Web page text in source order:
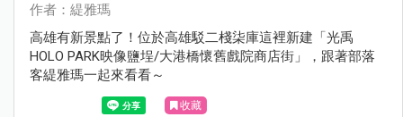
作者：緹雅瑪
高雄有新景點了！位於高雄駁二棧柒庫這裡新建「光禹
HOLO PARK映像鹽埕/大港橋懷舊戲院商店街」，跟著部落
客緹雅瑪一起來看看～
收藏